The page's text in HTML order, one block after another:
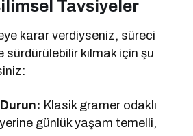
Tavsiyeler
karar verdiyseniz, süreci
sürdürülebilir kılmak için şu
Klasik gramer odaklı
günlük yaşam temelli,